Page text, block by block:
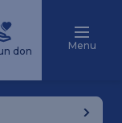
don Menu